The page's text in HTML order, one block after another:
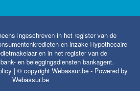
ingeschreven in het register van de
en inzake Hypothecaire
en in het register van de
en beleggingsdiensten bankagent.
| © copyright Webassur.be - Powered by
Webassur.be